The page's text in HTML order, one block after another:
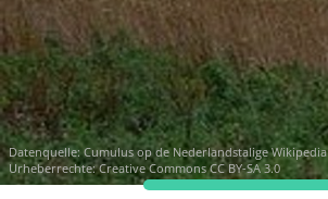
Datenquelle:Cumulus op de Nederlandstalige Wikipedia
Urheberrechte:Creative Commons CC BY-SA 3.0